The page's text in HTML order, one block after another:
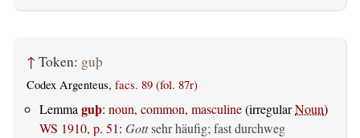
↑ Token: guþ
Codex Argenteus, facs. 89 (fol. 87r)
Lemmaguþ: noun, common, masculine(irregularNoun)
WS 1910, p. 51: Gottsehr häufig; fast durchweg